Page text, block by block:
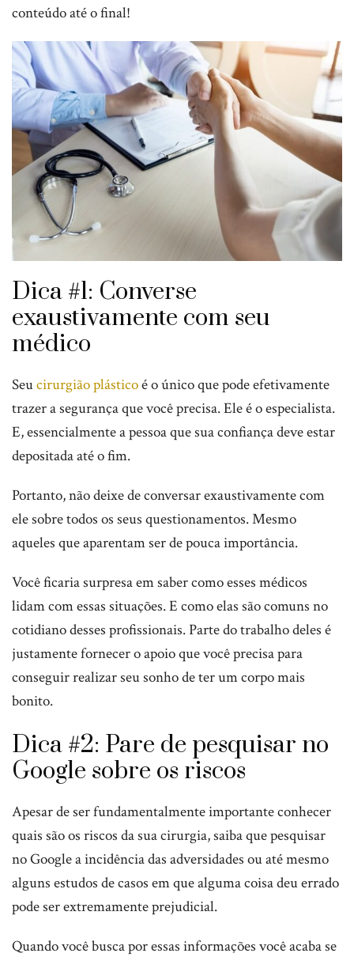
conteúdo até o final!
Dica #1: Converse
exaustivamente com seu
médico
Seucirurgião plásticoé o único que pode efetivamente
trazer a segurança que você precisa. Ele é o especialista.
E, essencialmente a pessoa que sua confiança deve estar
depositada até o fim.
Portanto, não deixe de conversar exaustivamente com
ele sobre todos os seus questionamentos. Mesmo
aqueles que aparentam ser de pouca importância.
Você ficaria surpresa em saber como esses médicos
lidam com essas situações. E como elas são comuns no
cotidiano desses profissionais. Parte do trabalho deles é
justamente fornecer o apoio que você precisa para
conseguir realizar seu sonho de ter um corpo mais
bonito.
Dica #2: Pare de pesquisar no
Google sobre os riscos
Apesar de ser fundamentalmente importante conhecer
quais são os riscos da sua cirurgia, saiba que pesquisar
no Google a incidência das adversidades ou até mesmo
alguns estudos de casos em que alguma coisa deu errado
pode ser extremamente prejudicial.
Quando você busca por essas informações você acaba se